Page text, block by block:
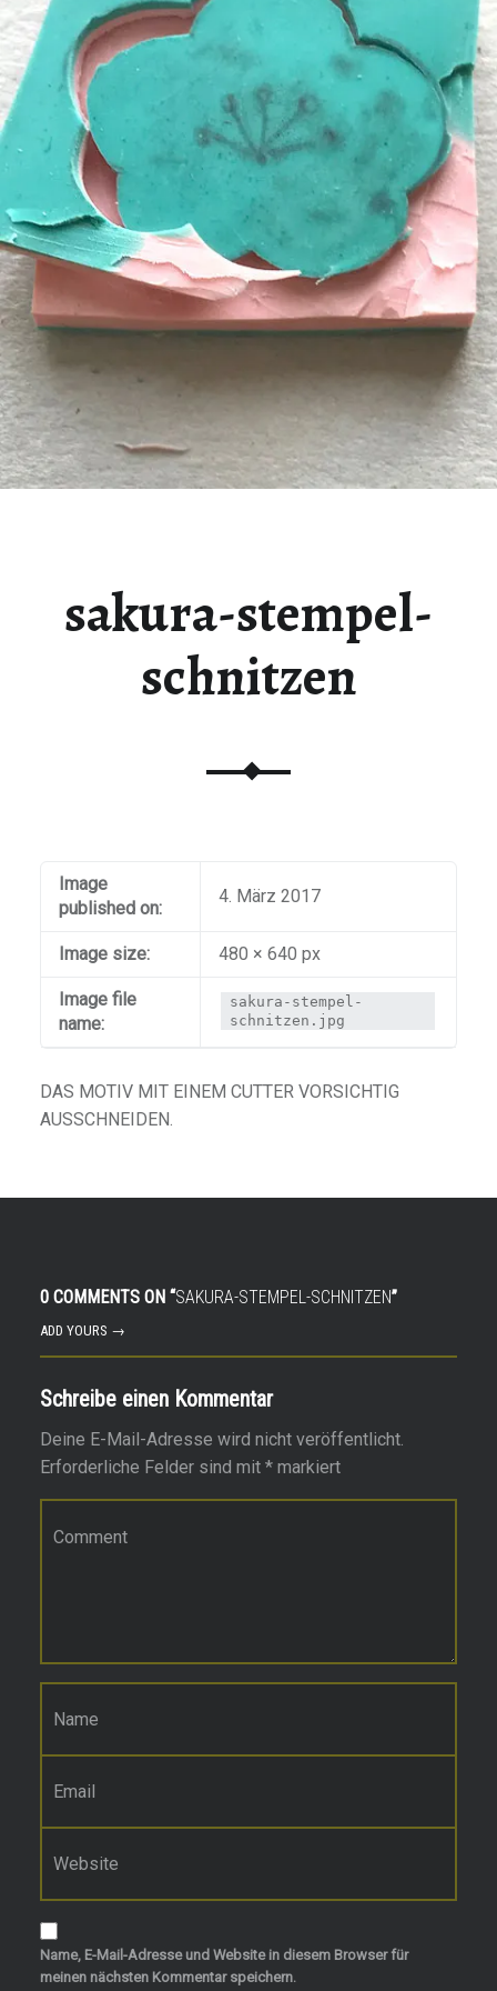
sakura-stempel-
schnitzen
Image
published on:
4. März 2017
Image size: 480 × 640 px
Image file
name:
sakura-stempel-
schnitzen.jpg
DAS MOTIV MIT EINEM CUTTER VORSICHTIG
AUSSCHNEIDEN.
0 COMMENTS ON “SAKURA-STEMPEL-SCHNITZEN”
ADD YOURS →
Schreibe einen Kommentar
Deine E-Mail-Adresse wird nicht veröffentlicht.
Erforderliche Felder sind mit *markiert
Name
*
Website
Name, E-Mail-Adresse und Website in diesem Browser für
meinen nächsten Kommentar speichern.